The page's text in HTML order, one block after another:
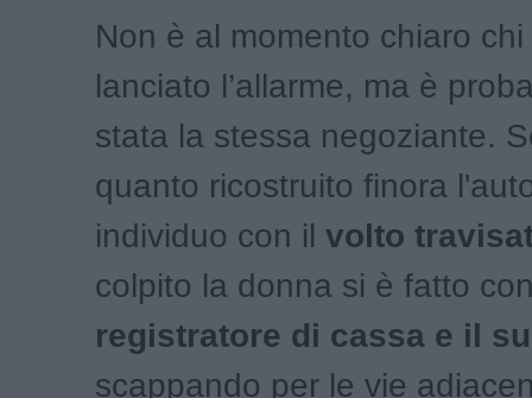
Non è al momento chiaro
lanciato l’allarme, ma è
stata la stessa negoziante.
quanto ricostruito finora
individuo con il volto
colpito la donna si è fatto
registratore di cassa e il
scappando per le vie